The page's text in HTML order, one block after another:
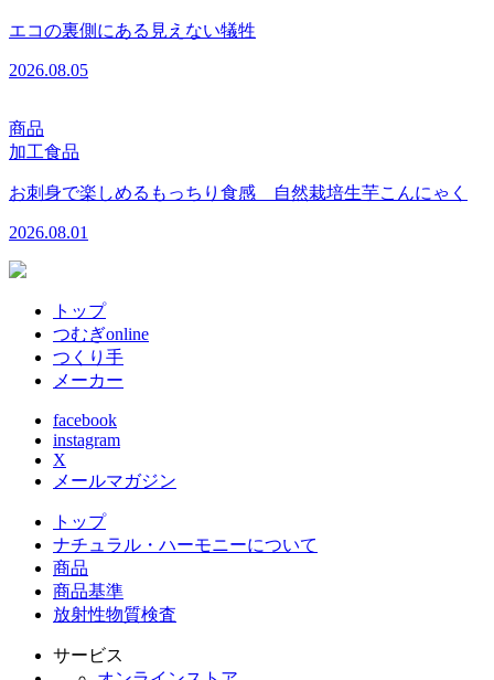
エコの裏側にある見えない犠牲
2026.08.05
商品
加工食品
お刺身で楽しめるもっちり食感 自然栽培生芋こんにゃく
2026.08.01
トップ
つむぎonline
つくり手
メーカー
facebook
instagram
X
メールマガジン
トップ
ナチュラル・ハーモニーについて
商品
商品基準
放射性物質検査
サービス